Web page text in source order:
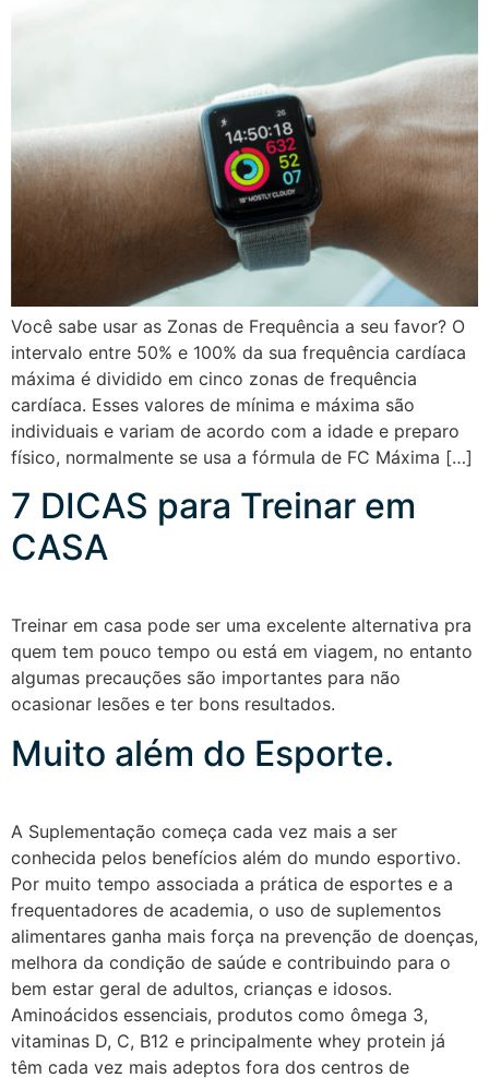
Você sabe usar as Zonas de Frequência a seu favor? O
intervalo entre 50% e 100% da sua frequência cardíaca
máxima é dividido em cinco zonas de frequência
cardíaca. Esses valores de mínima e máxima são
individuais e variam de acordo com a idade e preparo
físico, normalmente se usa a fórmula de FC Máxima […]
7 DICAS para Treinar em
CASA
Treinar em casa pode ser uma excelente alternativa pra
quem tem pouco tempo ou está em viagem, no entanto
algumas precauções são importantes para não
ocasionar lesões e ter bons resultados.
Muito além do Esporte.
A Suplementação começa cada vez mais a ser
conhecida pelos benefícios além do mundo esportivo.
Por muito tempo associada a prática de esportes e a
frequentadores de academia, o uso de suplementos
alimentares ganha mais força na prevenção de doenças,
melhora da condição de saúde e contribuindo para o
bem estar geral de adultos, crianças e idosos.
Aminoácidos essenciais, produtos como ômega 3,
vitaminas D, C, B12 e principalmente whey protein já
têm cada vez mais adeptos fora dos centros de